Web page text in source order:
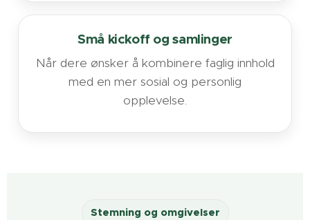
Små kickoff og samlinger
Når dere ønsker å kombinere faglig innhold
med en mer sosial og personlig
opplevelse.
Stemning og omgivelser